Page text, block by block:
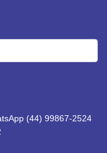
(44) 99867-2524